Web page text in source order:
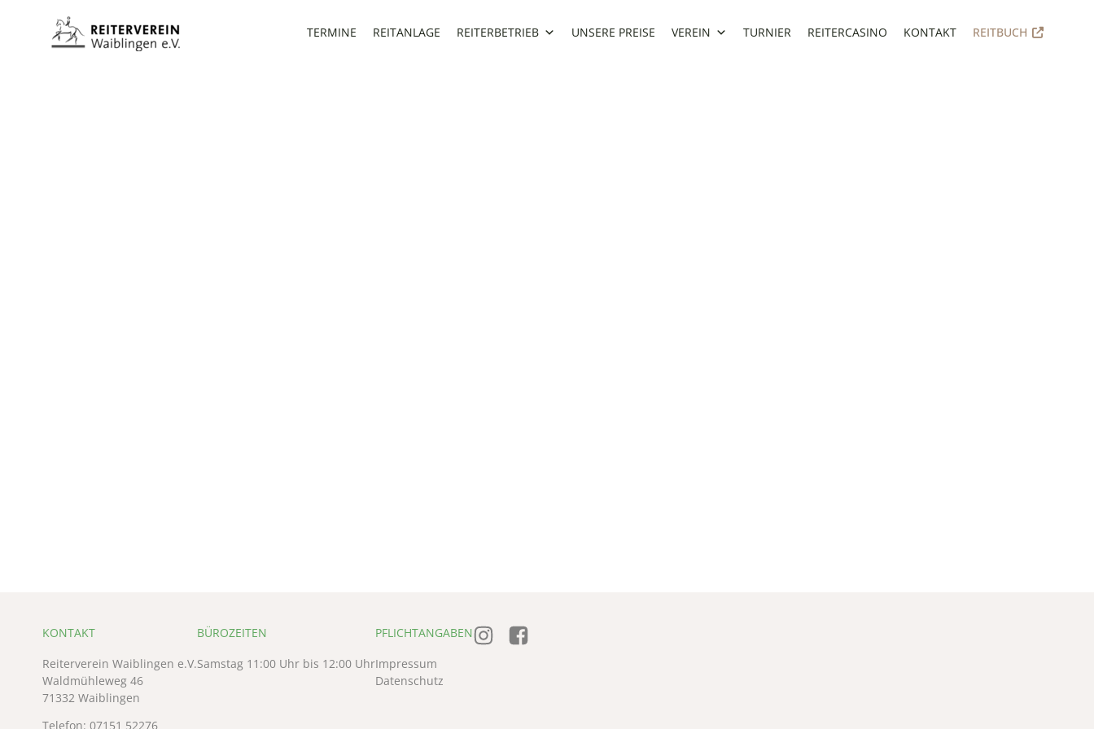
TERMINE REITANLAGE REITERBETRIEB UNSERE PREISE VEREIN TURNIER REITERCASINO KONTAKT REITBUCH
KONTAKT
Reiterverein Waiblingen e.V.
Waldmühleweg 46
71332 Waiblingen
Telefon: 07151 52276
BÜROZEITEN
Samstag 11:00 Uhr bis 12:00 Uhr
PFLICHTANGABEN
Impressum
Datenschutz